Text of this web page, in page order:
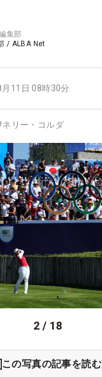
集部
/ ALBA Net
11日 08時30分
ネリー・コルダ
2 / 18
この写真の記事を読む